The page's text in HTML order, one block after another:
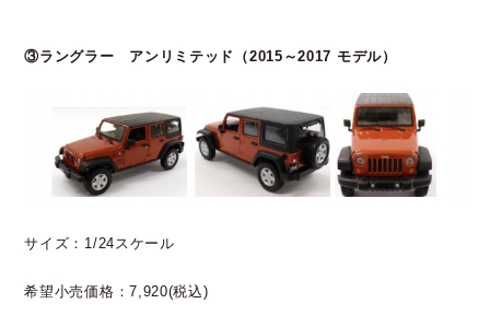
③ラングラー アンリミテッド（2015～2017 モデル）
サイズ：1/24スケール
希望小売価格：7,920(税込)